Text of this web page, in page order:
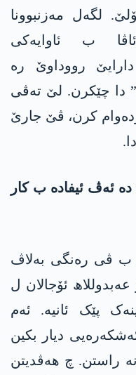
لگەل مەزنبوونا
ب ئاوایەکی
رووداوێ رە
دا چێکرن. لێ تەڤی
کرن، ڤێ جارێ
دە ئەڤ ئیفادە ب کار
ب ڤی رەنگی بەلاڤ
ئۆجالان ل
پێک ئانیە. ئەم
دیار بکین
راستن. چ ھەڤدیتن